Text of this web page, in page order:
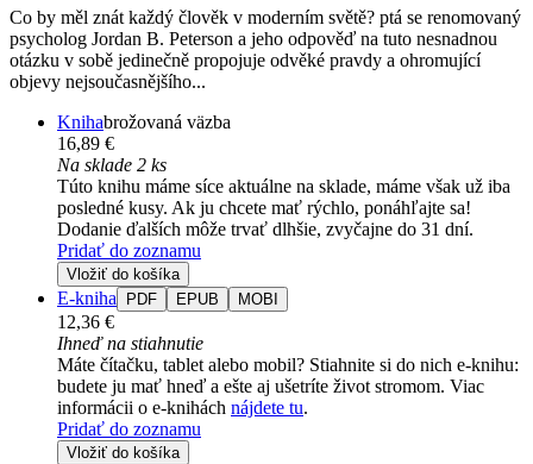
Co by měl znát každý člověk v moderním světě? ptá se renomovaný
psycholog Jordan B. Peterson a jeho odpověď na tuto nesnadnou
otázku v sobě jedinečně propojuje odvěké pravdy a ohromující
objevy nejsoučasnějšího...
Knihabrožovaná väzba
16,89 €
Na sklade 2 ks
Túto knihu máme síce aktuálne na sklade, máme však už iba
posledné kusy. Ak ju chcete mať rýchlo, ponáhľajte sa!
Dodanie ďalších môže trvať dlhšie, zvyčajne do 31 dní.
Pridať do zoznamu
Vložiť do košíka
E-kniha PDF EPUB MOBI
12,36 €
Ihneď na stiahnutie
Máte čítačku, tablet alebo mobil? Stiahnite si do nich e-knihu:
budete ju mať hneď a ešte aj ušetríte život stromom. Viac
informácii o e-knihách nájdete tu.
Pridať do zoznamu
Vložiť do košíka